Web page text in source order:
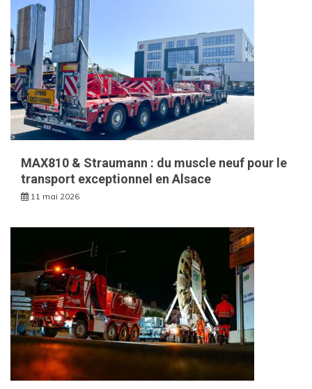
MAX810 & Straumann : du muscle neuf pour le
transport exceptionnel en Alsace
11 mai 2026